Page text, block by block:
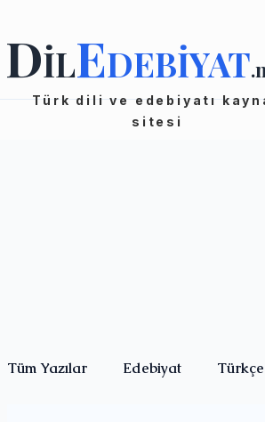
DİLEDEBİYAT
Türk dili ve edebiyatı
sitesi
Tüm Yazılar Edebiyat Türkçe